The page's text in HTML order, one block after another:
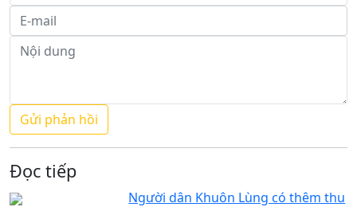
Đọc tiếp
Người dân Khuôn Lùng có thêm thu